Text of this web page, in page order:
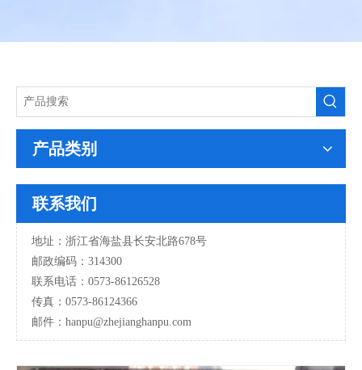
产品类别
联系我们
地址：浙江省海盐县长安北路678号
邮政编码：314300
联系电话：0573-86126528
传真：0573-86124366
邮件：hanpu@zhejianghanpu.com